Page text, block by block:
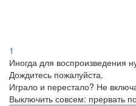
1
Иногда для воспроизведения
Дождитесь пожалуйста.
Играло и перестало? Не
Выключить совсем: прервать